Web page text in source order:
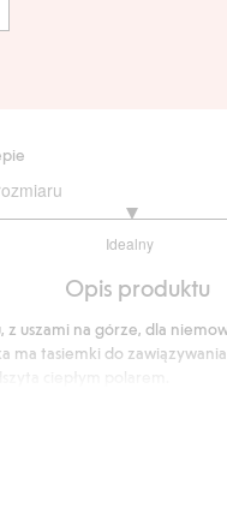
Idealny
Opis produktu
z uszami na górze, dla
ma tasiemki do
100% poliestru z odzysku.